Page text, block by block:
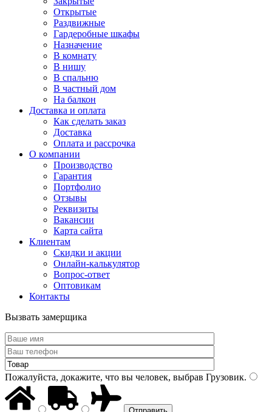
Открытые
Раздвижные
Гардеробные шкафы
Назначение
В комнату
В нишу
В спальню
В частный дом
На балкон
Доставка и оплата
Как сделать заказ
Доставка
Оплата и рассрочка
О компании
Производство
Гарантия
Портфолио
Отзывы
Реквизиты
Вакансии
Карта сайта
Клиентам
Скидки и акции
Онлайн-калькулятор
Вопрос-ответ
Оптовикам
Контакты
Вызвать замерщика
Пожалуйста, докажите, что вы человек, выбрав Грузовик.